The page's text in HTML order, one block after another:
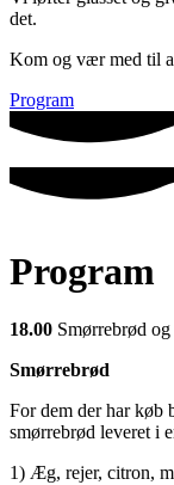
det.
Kom og vær med til
Program
Program
18.00 Smørrebrød
Smørrebrød
For dem der har køb
smørrebrød leveret i
1) Æg, rejer, citron,